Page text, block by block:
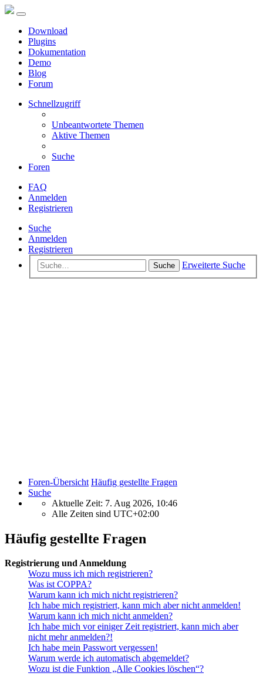
Download
Plugins
Dokumentation
Demo
Blog
Forum
Schnellzugriff
Unbeantwortete Themen
Aktive Themen
Suche
Foren
FAQ
Anmelden
Registrieren
Suche
Anmelden
Registrieren
Suche Erweiterte Suche
Foren-Übersicht Häufig gestellte Fragen
Suche
Aktuelle Zeit: 7. Aug 2026, 10:46
Alle Zeiten sind UTC+02:00
Häufig gestellte Fragen
Registrierung und Anmeldung
Wozu muss ich mich registrieren?
Was ist COPPA?
Warum kann ich mich nicht registrieren?
Ich habe mich registriert, kann mich aber nicht anmelden!
Warum kann ich mich nicht anmelden?
Ich habe mich vor einiger Zeit registriert, kann mich aber
nicht mehr anmelden?!
Ich habe mein Passwort vergessen!
Warum werde ich automatisch abgemeldet?
Wozu ist die Funktion „Alle Cookies löschen“?